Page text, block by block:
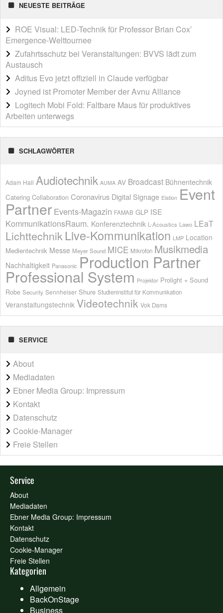
NEUESTE BEITRÄGE
ROE Visual: LED-Technik für Professor Brian Cox’
Emergence-Welttournee
Zufahrtsschutz bei Veranstaltungen: BVVS lädt zum
Austausch
Aditus Evo jetzt offiziell in Claude verfügbar
Joyned ist Promoter Member der Avnu Alliance
Logitech Mobi Fold: Faltbare Maus für produktives
Arbeiten unterwegs
SCHLAGWÖRTER
Adam Hall Audiotechnik AUMA AV Broadcast Bühnentechnik
Catering Collaboration Coronavirus Digital Signage Elation Event
Partner Events-Magazin FAMAB GLP ISE
KommunikationsRaum. Konferenztechnik L-Acoustics Lawo LEaT
Lichttechnik Live-Kommunikation LMP Location
Medientechnik Messe Meyer Sound MICE Mikrofon Musikmedia
Nachhaltigkeit Panasonic Production Partner
Professional System Projektor Prolight + Sound
Robe Security Sennheiser Shure Studieninstitut für Kommunikation
Veranstaltungstechnik Videotechnik Vok Dams
SERVICE
About
Mediadaten
Ebner Media Group: Impressum
Kontakt
Datenschutz
Cookie-Manager
Freie Stellen
Service
About
Mediadaten
Ebner Media Group: Impressum
Kontakt
Datenschutz
Cookie-Manager
Freie Stellen
Kategorien
Allgemein
BackOnStage
Business